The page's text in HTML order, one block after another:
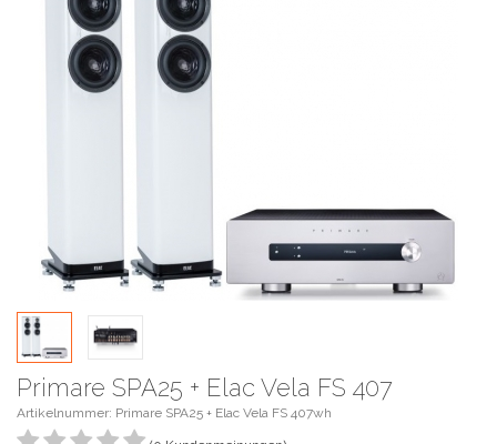
Primare SPA25 + Elac Vela FS 407
Artikelnummer: Primare SPA25 + Elac Vela FS 407wh